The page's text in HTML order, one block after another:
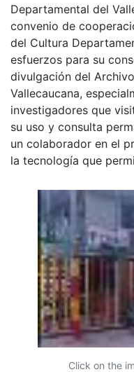
Departamental del
convenio de
del Cultura
esfuerzos para su
divulgación del
Vallecaucana,
investigadores que
su uso y consulta
un colaborador en el
la tecnología que
Click on the